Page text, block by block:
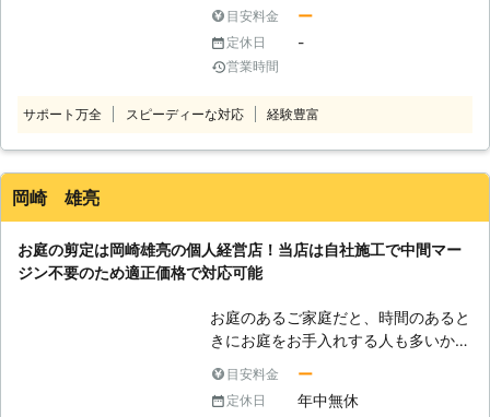
す。 急ぎで対応してほしいといった
お客様も、安心してご利用いただけま
すので、お任せください。 庭木の剪
会」にご相談を。 お客様が思い描く
す。 作業終了後からお客様とのお付
き合いがスタートします。 長く愛さ
れる会社としてこれからも、日々お客
様のために活動しています。 お庭の
ことで困ったことがあれば、なんでも
ご相談ください。
を兼ね備えた熟練のプロが、正しい知
識、今まで培ってきた技術をもとに作
業いたします。 もちろん、お客様の
お客様の満足いただける仕上がりを提
ら、お気軽に私たちスカイメンテナン
スまでご相談ください！ 【剪定と
の性質に合わせて的確に切り落とし、
見た目を整えます。 しかしその効果
は美しさを保つだけにとどまりませ
ん。枝葉が伸び放題となってしまった
目安料金 ー
定休日 -
営業時間
サポート万全 スピーディーな対応 経験豊富
岡崎 雄亮
お庭の剪定は岡崎雄亮の個人経営店！当店は自社施工で中間マー
ジン不要のため適正価格で対応可能
お庭のあるご家庭だと、時間のあると
きにお庭をお手入れする人も多いかと
お仕事や子育ての影響でお庭のお手入
れに割く時間がないという方もいるで
目安料金 ー
定休日 年中無休